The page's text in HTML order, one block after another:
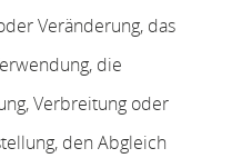
Veränderung, das
die
Verbreitung oder
den Abgleich